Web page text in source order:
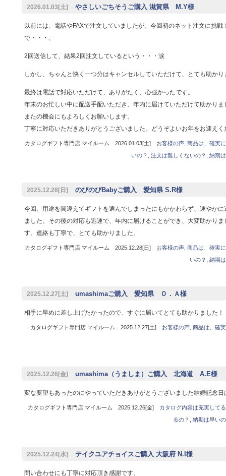
2026.01.03[土] やさしいごちそうご購入 滋賀県 M.Y様
以前には、電話やFAXで注文していましたが、今回初のネット注文に挑
で・・・、
2回送信して、結果2回注文しているという・・・涙
しかし、ちゃんと快く一つ分はキャンセルしていただけて、とても助かり
最終は電話で対応いただけて、ありがたく、心強かったです。
年末のお忙しい中に配送手配いただき、年内に届けていただけて助かりま
またの機会にもよろしくお願いします。
丁寧に対応いただきありがとうございました。どうぞよいお年をお迎えく
カタログギフト専門店 マイルーム 2026.01.03[土] お客様の声, 商品は、確実
いの？
注文は難しくないの？ 納期
2025.12.28[日] のびのびBabyご購入 愛知県 S.R様
今回、用途を間違えてギフトを選んでしまったにもかかわらず、速やか
ました。その後の対応も迅速で、年内に届けることができ、大変助かり
す。連絡も丁寧で、とても助かりました。
カタログギフト専門店 マイルーム 2025.12.28[日] お客様の声, 商品は、確実
いの？
納期
2025.12.27[土] umashimaご購入 愛知県 Ｏ．Ａ様
相手に早めに差し上げたかったので、すぐに届いてとても助かりました！
カタログギフト専門店 マイルーム 2025.12.27[土] お客様の声, 商品は、確
2025.12.26[金] umashima（うましま）ご購入 北海道 A.E様
変な要望もあったのにやっていただきありがとうございました結婚記念日
カタログギフト専門店 マイルーム 2025.12.26[金]
カタログ内容は充実して
るの？
納期は早い
2025.12.24[水] テイクユアチョイスご購入 大阪府 N.I様
問い合わせにも丁寧に対応頂き感謝です。